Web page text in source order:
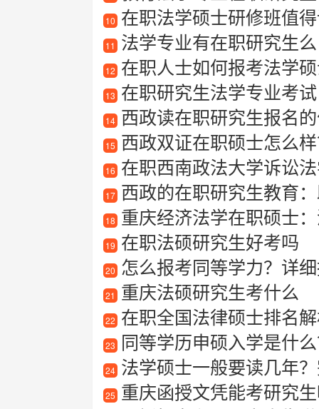
10 在职法学硕士研修班值得
11 法学专业有在职研究生么
12 在职人士如何报考法学
13 在职研究生法学专业考试
14 西政读在职研究生报名
15 西政双证在职硕士怎么样
16 在职西南政法大学诉讼
17 西政的在职研究生教育
18 重庆经济法学在职硕士
19 在职法硕研究生好考吗
20 怎么报考同等学力？详
21 重庆法硕研究生考什么
22 在职全国法律硕士排名
23 同等学历申硕入学是什
24 法学硕士一般要读几年
25 重庆函授文凭能考研究